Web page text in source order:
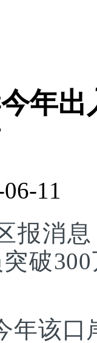
年出
11
报消
破
该口